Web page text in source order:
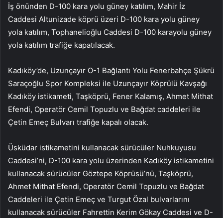
İş önünden D-100 kara yolu güney katılım, Mahir İz
Caddesi Altunizade köprü üzeri D-100 kara yolu güney
yola katılım, Tophanelioğlu Caddesi D-100 karayolu güney
yola katılım trafiğe kapatılacak.
Kadıköy’de, Uzunçayır O-1 Bağlantı Yolu Fenerbahçe Şükrü
Saraçoğlu Spor Kompleksi ile Uzunçayır Köprülü Kavşağı
Kadıköy istikameti, Taşköprü, Fener Kalamış, Ahmet Mithat
Efendi, Operatör Cemil Topuzlu ve Bağdat caddeleri ile
Çetin Emeç Bulvarı trafiğe kapalı olacak.
Üsküdar istikametini kullanacak sürücüler Nuhkuyusu
Caddesi’ni, D-100 kara yolu üzerinden Kadıköy istikametini
kullanacak sürücüler Göztepe Köprüsü’nü, Taşköprü,
Ahmet Mithat Efendi, Operatör Cemil Topuzlu ve Bağdat
Caddeleri ile Çetin Emeç ve Turgut Özal bulvarlarını
kullanacak sürücüler Fahrettin Kerim Gökay Caddesi ve D-